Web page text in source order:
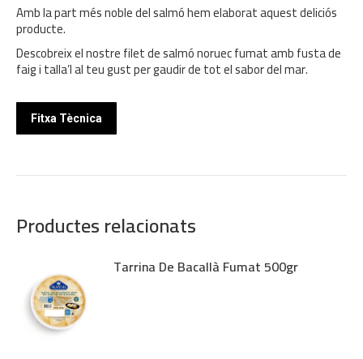
Amb la part més noble del salmó hem elaborat aquest deliciós
producte.
Descobreix el nostre filet de salmó noruec fumat amb fusta de
faig i talla’l al teu gust per gaudir de tot el sabor del mar.
Fitxa Tècnica
Productes relacionats
Tarrina De Bacallà Fumat 500gr